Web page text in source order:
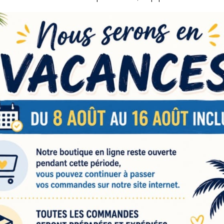
est optimisé pour la sublimation thermique, une
les fibres du tissu ou dans la surface traitée, garantissant
visuel et une durabilité accrue. Grâce à cette méthode,
votre clientèle ou aux besoins saisonniers.
à la personnalisation de :
(motifs boulangerie, artisanat, illustration).
originaux.
ou d’événements.
saisonnières ou campagnes promotionnelles.
en sublimation
la personnalisation de ce sac à pain par sublimation,
sur du papier de sublimation de qualité.